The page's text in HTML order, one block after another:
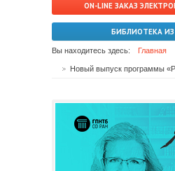
ON-LINE ЗАКАЗ
БИБЛИОТЕКА
Вы находитесь здесь: Главная
Новый выпуск программы